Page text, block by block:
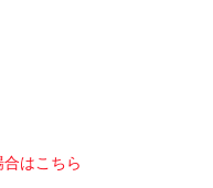
はこちら